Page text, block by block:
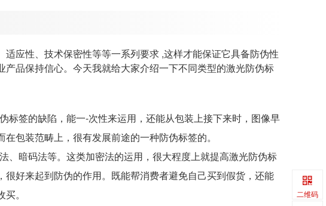
应性、技术保密性等等一系列要求 ,这样才能保证它具备防伪性
品保持信心。今天我就给大家介绍一下不同类型的激光防伪标
标签的缺陷，能一-次性来运用，还能从包装上接下来时，图像早
在包装范畴上，很有发展前途的一种防伪标签的。
、暗码法等。这类加密法的运用，很大程度上就提高激光防伪标
很好来起到防伪的作用。既能帮消费者避免自己买到假货，还能
。
二维码